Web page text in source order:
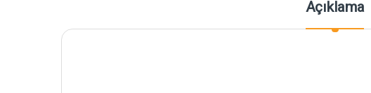
Açıklama